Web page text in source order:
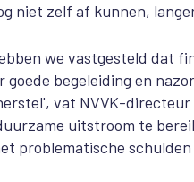
niet zelf af kunnen,
we vastgesteld dat
goede begeleiding en
vat NVVK-directeur
uitstroom te
problematische